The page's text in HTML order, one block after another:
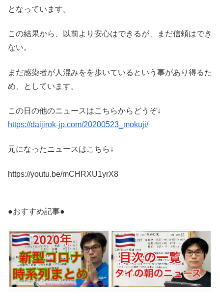
となっています。
この結果から、以前より安心はできるが、まだ信頼はでき
ない。
まだ感染者が人混みをを歩いているという事があり得るた
め、としています。
この日の他のニュースはこちらからどうぞ↓
https://daijirok-jp.com/20200523_mokuji/
元になったニュースはこちら↓
https://youtu.be/mCHRXU1yrX8
●おすすめ記事●